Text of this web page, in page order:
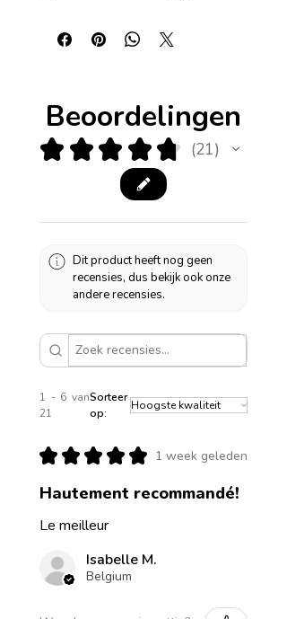
Beoordelingen
★ ★ ★ ★ ★ 21
21
Dit product heeft nog geen
recensies, dus bekijk ook onze
andere recensies.
1 - 6 van
21
Sorteer
op:
★ ★ ★ ★ ★ 1 week geleden
Hautement recommandé!
Le meilleur
Isabelle M.
Belgium